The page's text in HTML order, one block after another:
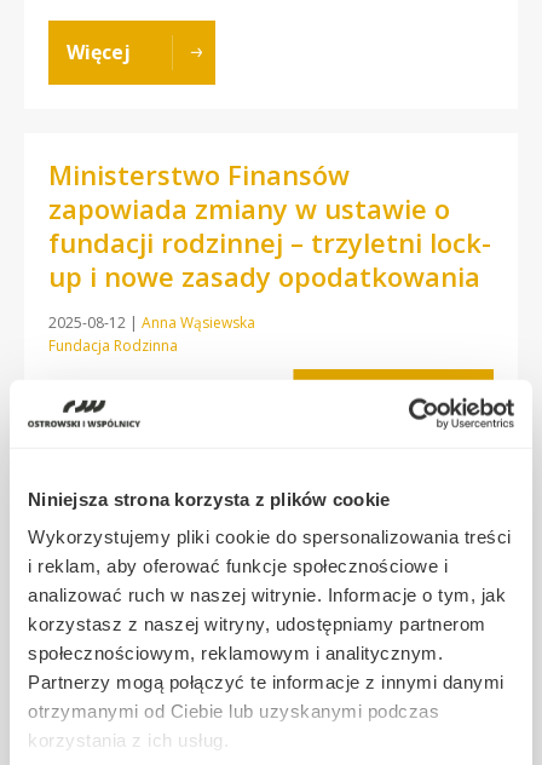
Niniejsza strona korzysta z plików cookie
Wykorzystujemy pliki cookie do spersonalizowania treści
i reklam, aby oferować funkcje społecznościowe i
analizować ruch w naszej witrynie. Informacje o tym, jak
korzystasz z naszej witryny, udostępniamy partnerom
społecznościowym, reklamowym i analitycznym.
Partnerzy mogą połączyć te informacje z innymi danymi
otrzymanymi od Ciebie lub uzyskanymi podczas
korzystania z ich usług.
Więcej
Ministerstwo Finansów
zapowiada zmiany w ustawie o
fundacji rodzinnej – trzyletni lock-
up i nowe zasady opodatkowania
2025-08-12 | Anna Wąsiewska
Fundacja Rodzinna
Ministerstwo Finansów ogłosiło plany zmian w ustawie o fundacji
rodzinnej, które mają na celu uszczelnienie systemu
podatkowego oraz ograniczenie możliwości agresywnej